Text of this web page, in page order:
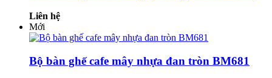
Liên hệ
Mới
Bộ bàn ghế cafe mây nhựa đan tròn BM681